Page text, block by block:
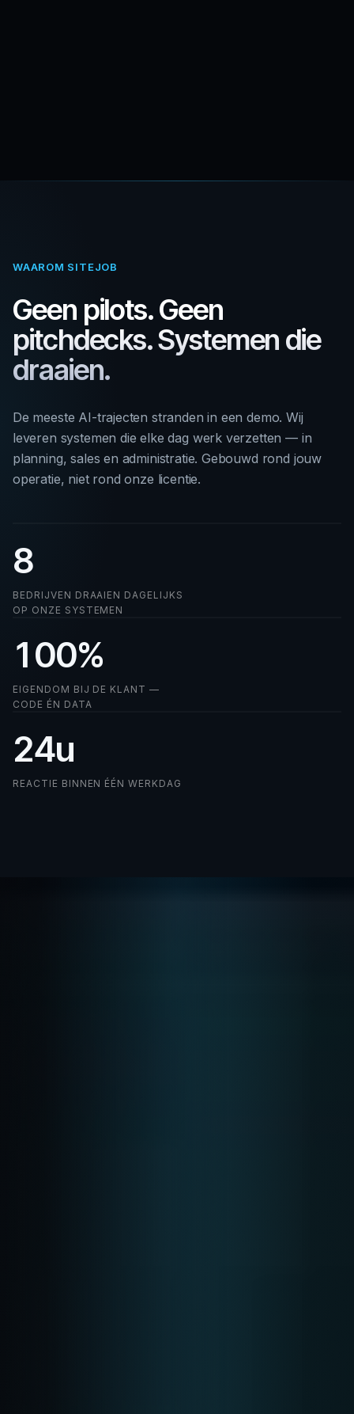
WAAROM SITEJOB
Geen pilots. Geen
pitchdecks. Systemen die
draaien.
De meeste AI-trajecten stranden in een demo. Wij
leveren systemen die elke dag werk verzetten — in
planning, sales en administratie. Gebouwd rond jouw
operatie, niet rond onze licentie.
8
BEDRIJVEN DRAAIEN DAGELIJKS
OP ONZE SYSTEMEN
100%
EIGENDOM BIJ DE KLANT —
CODE ÉN DATA
24u
REACTIE BINNEN ÉÉN WERKDAG